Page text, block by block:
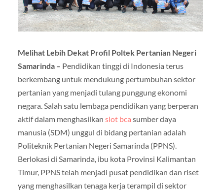
Melihat Lebih Dekat Profil Poltek Pertanian Negeri
Samarinda – Pendidikan tinggi di Indonesia terus
berkembang untuk mendukung pertumbuhan sektor
pertanian yang menjadi tulang punggung ekonomi
negara. Salah satu lembaga pendidikan yang berperan
aktif dalam menghasilkan slot bca sumber daya
manusia (SDM) unggul di bidang pertanian adalah
Politeknik Pertanian Negeri Samarinda (PPNS).
Berlokasi di Samarinda, ibu kota Provinsi Kalimantan
Timur, PPNS telah menjadi pusat pendidikan dan riset
yang menghasilkan tenaga kerja terampil di sektor